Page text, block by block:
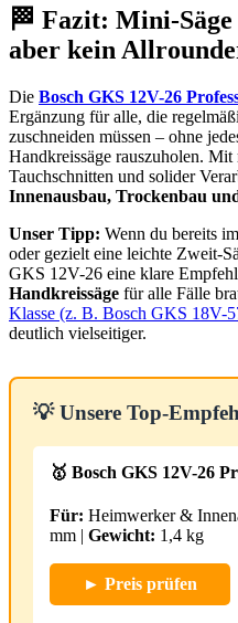
🏁 Fazit: Mini-
aber kein
Die Bosch GKS 12V-26
Ergänzung für alle, die
zuschneiden müssen – ohne
Handkreissäge rauszuholen.
Tauchschnitten und solider
Innenausbau, Trockenbau
Unser Tipp: Wenn du bereits
oder gezielt eine leichte Zweit-
GKS 12V-26 eine klare
Handkreissäge für alle Fälle
Klasse (z. B. Bosch GKS 18V-
deutlich vielseitiger.
💡 Unsere Top-
🥇 Bosch GKS 12V-26
Für: Heimwerker &
mm | Gewicht: 1,4 kg
► Preis prüfen